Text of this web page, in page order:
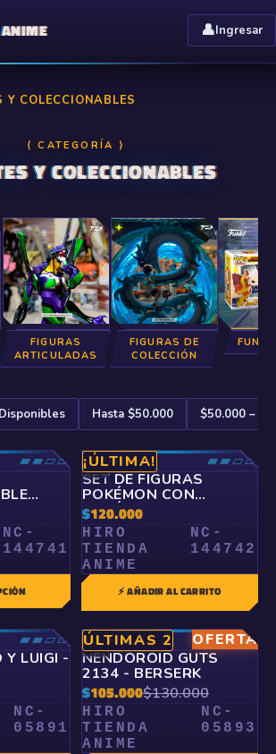
👤Ingresar
Y COLECCIONABLES
⟨ CATEGORÍA ⟩
Y COLECCIONABLES
FIGURAS
ARTICULADAS
FIGURAS DE
COLECCIÓN
Hasta $50.000 $50.000 –
▰▰▱▱
NC-
144741
🤍
¡ÚLTIMA!
RARO
▰▰▱▱
SET DE FIGURAS
POKÉMON CON
POKÉBOLA –
EXPRESIONES
CAMBIANTES
$120.000
HIRO
TIENDA
ANIME
NC-
144742
⚡ AÑADIR AL CARRITO
▰▰▱▱
Y LUIGI -
NC-
05891
🤍
ÚLTIMAS 2 OFERTA
RARO
▰▰▱▱
NENDOROID GUTS
2134 - BERSERK
$105.000$130.000
HIRO
TIENDA
ANIME
NC-
05893